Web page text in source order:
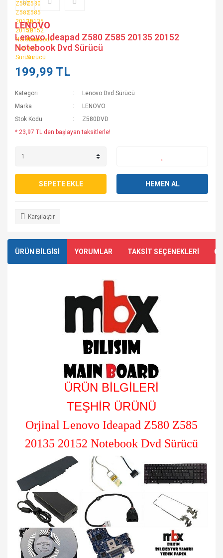
LENOVO
Lenovo Ideapad Z580 Z585 20135 20152
Notebook Dvd Sürücü
199,99 TL
Kategori
Lenovo Dvd Sürücü
Marka
LENOVO
Stok Kodu
Z580DVD
* 23,97 TL den başlayan taksitlerle!
SEPETE EKLE HEMEN AL
Karşılaştır
ÜRÜN BİLGİSİ YORUMLAR TAKSİT SEÇENEKLERİ
ÜRÜN BİLGİLERİ
TEŞHİR ÜRÜNÜ
Orjinal Lenovo Ideapad Z580 Z585
20135 20152 Notebook Dvd Sürücü